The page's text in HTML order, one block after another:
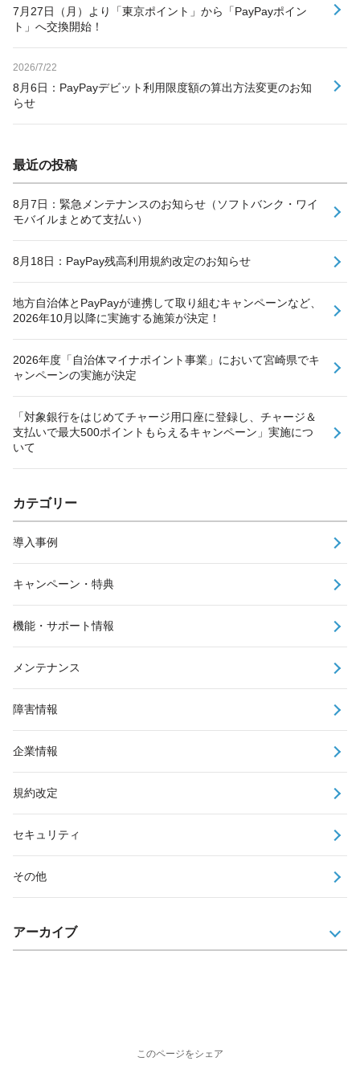
7月27日（月）より「東京ポイント」から「PayPayポイン
ト」へ交換開始！
2026/7/22
8月6日：PayPayデビット利用限度額の算出方法変更のお知
らせ
最近の投稿
8月7日：緊急メンテナンスのお知らせ（ソフトバンク・ワイ
モバイルまとめて支払い）
8月18日：PayPay残高利用規約改定のお知らせ
地方自治体とPayPayが連携して取り組むキャンペーンなど、
2026年10月以降に実施する施策が決定！
2026年度「自治体マイナポイント事業」において宮崎県でキ
ャンペーンの実施が決定
「対象銀行をはじめてチャージ用口座に登録し、チャージ＆
支払いで最大500ポイントもらえるキャンペーン」実施につ
いて
カテゴリー
導入事例
キャンペーン・特典
機能・サポート情報
メンテナンス
障害情報
企業情報
規約改定
セキュリティ
その他
アーカイブ
このページをシェア